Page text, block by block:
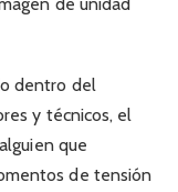
dentro del
y técnicos, el
que
de tensión